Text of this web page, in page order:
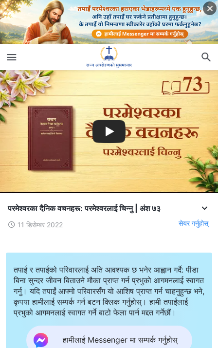
परमेश्‍वरका दैनिक वचनहरू: परमेश्‍वरलाई चिन्‍नु | अंश ७३
11 डिसेम्बर 2022 सेयर गर्नुहोस्
तपाई र तपाईको परिवारलाई अति आवश्यक छ भनेर आह्वान गर्दै: पीडा
बिना सुन्दर जीवन बिताउने मौका प्राप्त गर्न प्रभुको आगमनलाई स्वागत
गर्नु। यदि तपाईं आफ्नो परिवारसँग यो आशिष प्राप्त गर्न चाहनुहुन्छ भने,
कृपया हामीलाई सम्पर्क गर्न बटन क्लिक गर्नुहोस्। हामी तपाईंलाई
प्रभुको आगमनलाई स्वागत गर्ने बाटो फेला पार्न मद्दत गर्नेछौं।
हामीलाई Messenger मा सम्पर्क गर्नुहोस्